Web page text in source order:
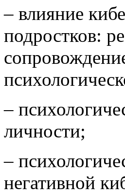
– влияние
подростков:
–
личности;
–
негативной